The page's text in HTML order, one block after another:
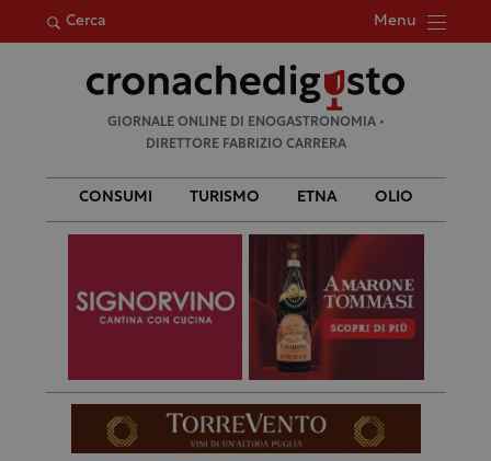
Cerca Menu
per:
GIORNALE ONLINE DI ENOGASTRONOMIA •
DIRETTORE FABRIZIO CARRERA
CONSUMI TURISMO ETNA OLIO